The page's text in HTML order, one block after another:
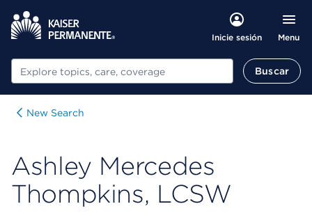
Inicie sesión Menu
Buscar Buscar
New Search
Ashley Mercedes
Thompkins, LCSW